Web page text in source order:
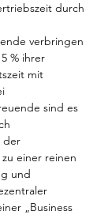
durch
verbringen
% ihrer
mit
sind es
der
zu einer reinen
und
„Business